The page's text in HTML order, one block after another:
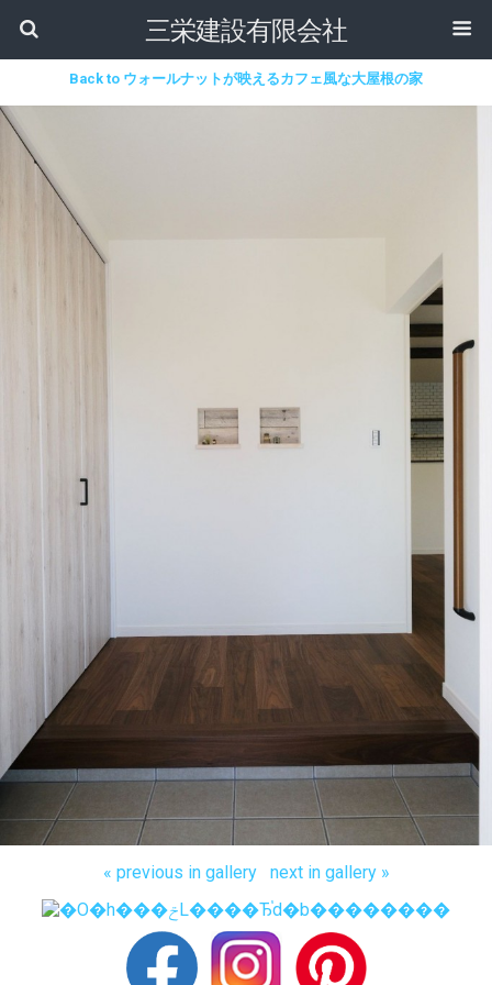
三栄建設有限会社
Back to ウォールナットが映えるカフェ風な大屋根の家
« previous in gallery next in gallery »